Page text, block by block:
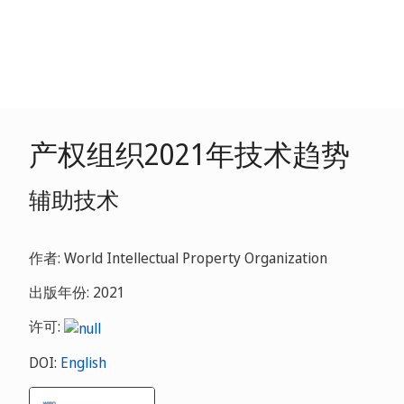
产权组织2021年技术趋势
辅助技术
作者: World Intellectual Property Organization
出版年份: 2021
许可:
DOI: English